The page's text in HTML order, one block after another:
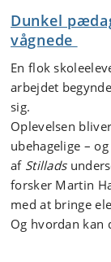
Dunkel
vågnede
En flok
arbejdet
sig.
Oplevelsen
ubehagelige –
af Stillads
forsker Martin
med at bringe
Og hvordan kan